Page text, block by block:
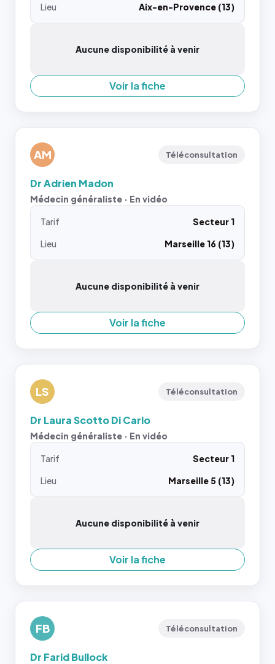
Lieu
Aix-en-Provence (13)
Aucune disponibilité à venir
Voir la fiche
AM Téléconsultation
Dr Adrien Madon
Médecin généraliste · En vidéo
Tarif
Secteur 1
Lieu
Marseille 16 (13)
Aucune disponibilité à venir
Voir la fiche
LS Téléconsultation
Dr Laura Scotto Di Carlo
Médecin généraliste · En vidéo
Tarif
Secteur 1
Lieu
Marseille 5 (13)
Aucune disponibilité à venir
Voir la fiche
FB Téléconsultation
Dr Farid Bullock